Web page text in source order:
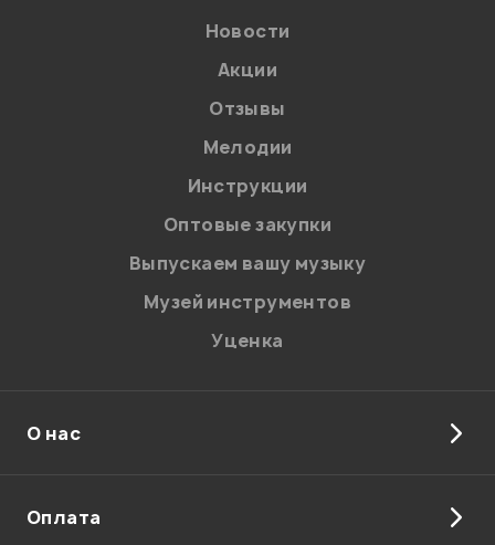
на обработку персональных данных в
Политикой в отношении обработки
персональных данных.
Введите проверочное число:
Отправить
Новости
Акции
Отзывы
Мелодии
Инструкции
Оптовые закупки
Выпускаем вашу музыку
Музей инструментов
Уценка
О нас
Оплата